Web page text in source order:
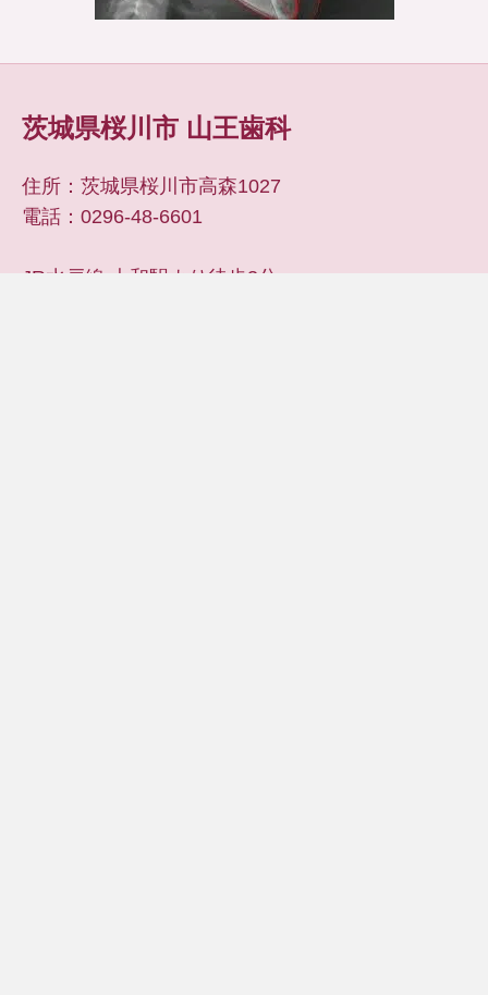
茨城県桜川市 山王歯科
住所：茨城県桜川市高森1027
電話：0296-48-6601
JR水戸線 大和駅より徒歩3分